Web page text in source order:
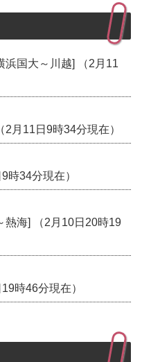
浜国大～川越] （2月11
2月11日9時34分現在）
時34分現在）
熱海] （2月10日20時19
時46分現在）